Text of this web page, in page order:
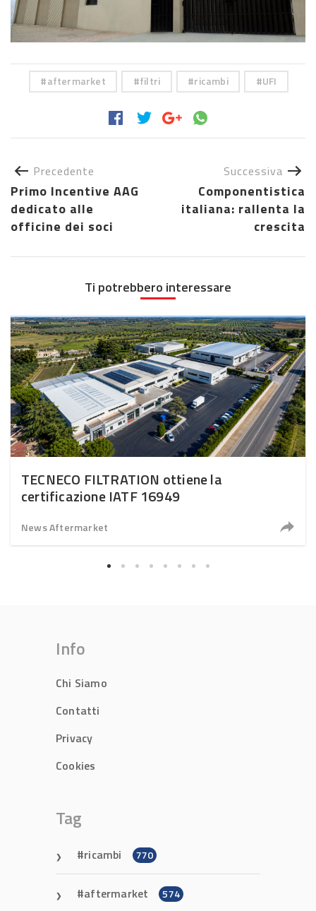
aftermarket filtri ricambi UFI
Precedente
Primo Incentive AAG
dedicato alle
officine dei soci
Successiva
Componentistica
italiana: rallenta la
crescita
Ti potrebbero interessare
TECNECO FILTRATION ottiene la
certificazione IATF 16949
News Aftermarket
Info
Chi Siamo
Contatti
Privacy
Cookies
Tag
ricambi 770
aftermarket 574